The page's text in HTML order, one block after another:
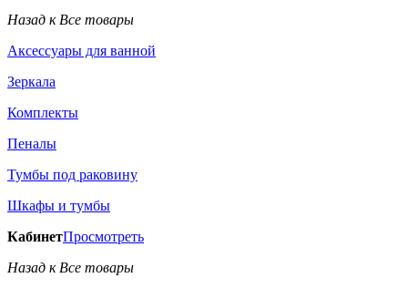
Назад к Все товары
Аксессуары для ванной
Зеркала
Комплекты
Пеналы
Тумбы под раковину
Шкафы и тумбы
КабинетПросмотреть
Назад к Все товары